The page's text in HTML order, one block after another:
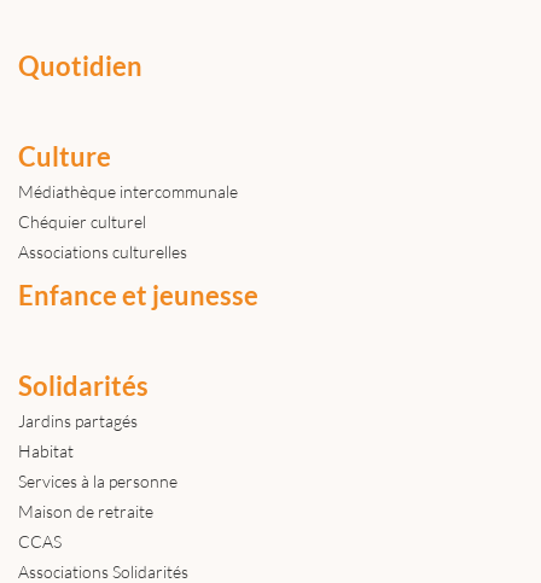
Quotidien
Culture
Médiathèque intercommunale
Chéquier culturel
Associations culturelles
Enfance et jeunesse
Solidarités
Jardins partagés
Habitat
Services à la personne
Maison de retraite
CCAS
Associations Solidarités